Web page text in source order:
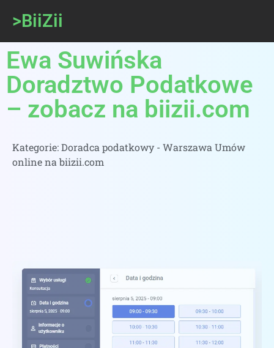
>BiiZii
Ewa Suwińska
Doradztwo Podatkowe
– zobacz na biizii.com
Kategorie:Doradca podatkowy - Warszawa Umów
online na biizii.com